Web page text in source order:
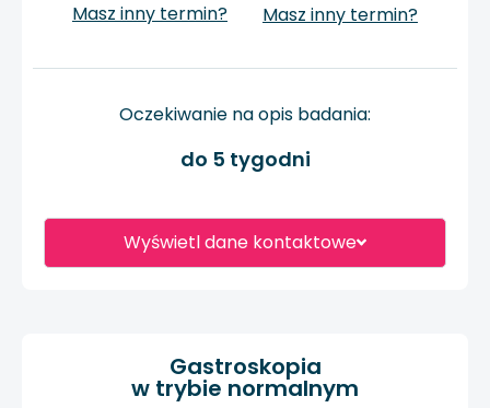
Wyświetl dane kontaktowe
Masz inny termin?
Masz inny termin?
Oczekiwanie na opis badania:
do 5 tygodni
Gastroskopia
w trybie normalnym